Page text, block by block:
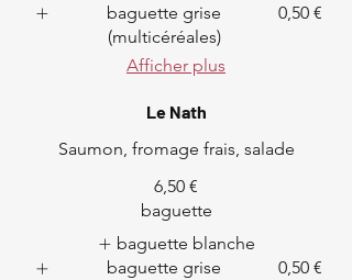
baguette grise
(multicéréales)
0,50 €
Afficher plus
Le Nath
Saumon, fromage frais, salade
6,50 €
baguette
baguette blanche
baguette grise
0,50 €